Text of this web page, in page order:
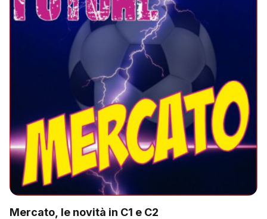
Mercato, le novità in C1 e C2